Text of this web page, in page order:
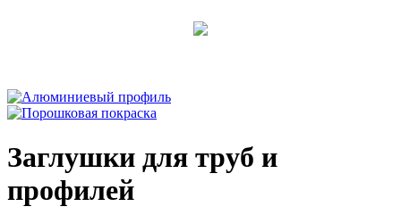
Заглушки для труб и
профилей